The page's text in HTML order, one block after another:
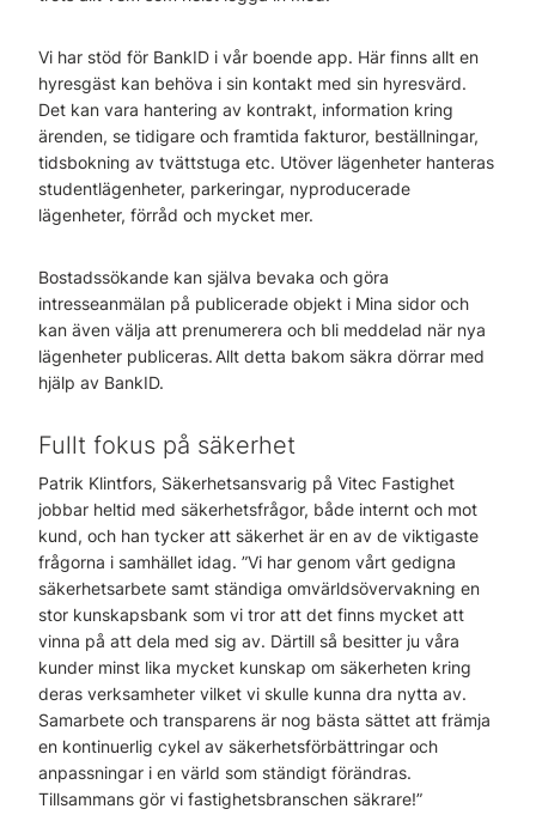
Vi har stöd för BankID i vår boende app. Här finns allt en
hyresgäst kan behöva i sin kontakt med sin hyresvärd.
Det kan vara hantering av kontrakt, information kring
ärenden, se tidigare och framtida fakturor, beställningar,
tidsbokning av tvättstuga etc. Utöver lägenheter hanteras
studentlägenheter, parkeringar, nyproducerade
lägenheter, förråd och mycket mer.
Bostadssökande kan själva bevaka och göra
intresseanmälan på publicerade objekt i Mina sidor och
kan även välja att prenumerera och bli meddelad när nya
lägenheter publiceras. Allt detta bakom säkra dörrar med
hjälp av BankID.
Fullt fokus på säkerhet
Patrik Klintfors, Säkerhetsansvarig på Vitec Fastighet
jobbar heltid med säkerhetsfrågor, både internt och mot
kund, och han tycker att säkerhet är en av de viktigaste
frågorna i samhället idag. ”Vi har genom vårt gedigna
säkerhetsarbete samt ständiga omvärldsövervakning en
stor kunskapsbank som vi tror att det finns mycket att
vinna på att dela med sig av. Därtill så besitter ju våra
kunder minst lika mycket kunskap om säkerheten kring
deras verksamheter vilket vi skulle kunna dra nytta av.
Samarbete och transparens är nog bästa sättet att främja
en kontinuerlig cykel av säkerhetsförbättringar och
anpassningar i en värld som ständigt förändras.
Tillsammans gör vi fastighetsbranschen säkrare!”